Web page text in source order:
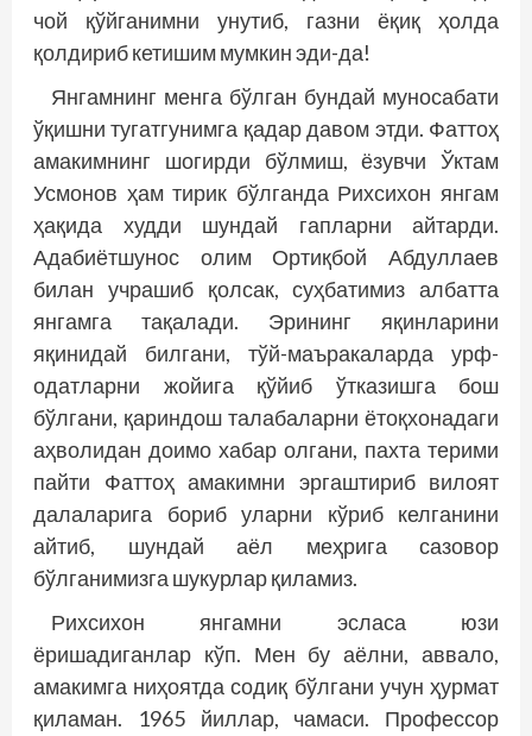
чой қўйганимни унутиб, газни ёқиқ ҳолда
қолдириб кетишим мумкин эди-да!
Янгамнинг менга бўлган бундай муносабати
ўқишни тугатгунимга қадар давом этди. Фаттоҳ
амакимнинг шогирди бўлмиш, ёзувчи Ўктам
Усмонов ҳам тирик бўлганда Рихсихон янгам
ҳақида худди шундай гапларни айтарди.
Адабиётшунос олим Ортиқбой Абдуллаев
билан учрашиб қолсак, суҳбатимиз албатта
янгамга тақалади. Эрининг яқинларини
яқинидай билгани, тўй-маъракаларда урф-
одатларни жо­йига қўйиб ўтказишга бош
бўлгани, қариндош талабаларни ётоқхонадаги
аҳволидан доимо хабар олгани, пахта терими
пайти Фаттоҳ амакимни эргаштириб вилоят
далаларига бориб уларни кўриб келганини
айтиб, шундай аёл меҳрига сазовор
бўлганимизга шукурлар қиламиз.
Рихсихон янгамни эсласа юзи
ёришадиганлар кўп. Мен бу аёлни, аввало,
амакимга ниҳоятда содиқ бўлгани учун ҳурмат
қиламан. 1965 йиллар, чамаси. Профессор